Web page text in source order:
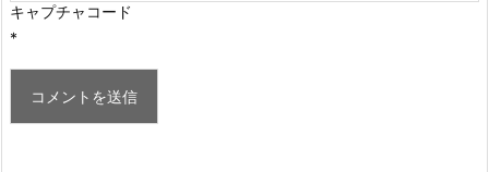
キャプチャコード
*